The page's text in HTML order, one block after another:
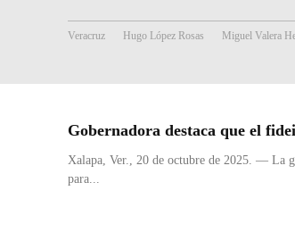
Veracruz Hugo López Rosas Miguel Valera
Gobernadora destaca que el
Xalapa, Ver., 20 de octubre de 2025. — La
para...